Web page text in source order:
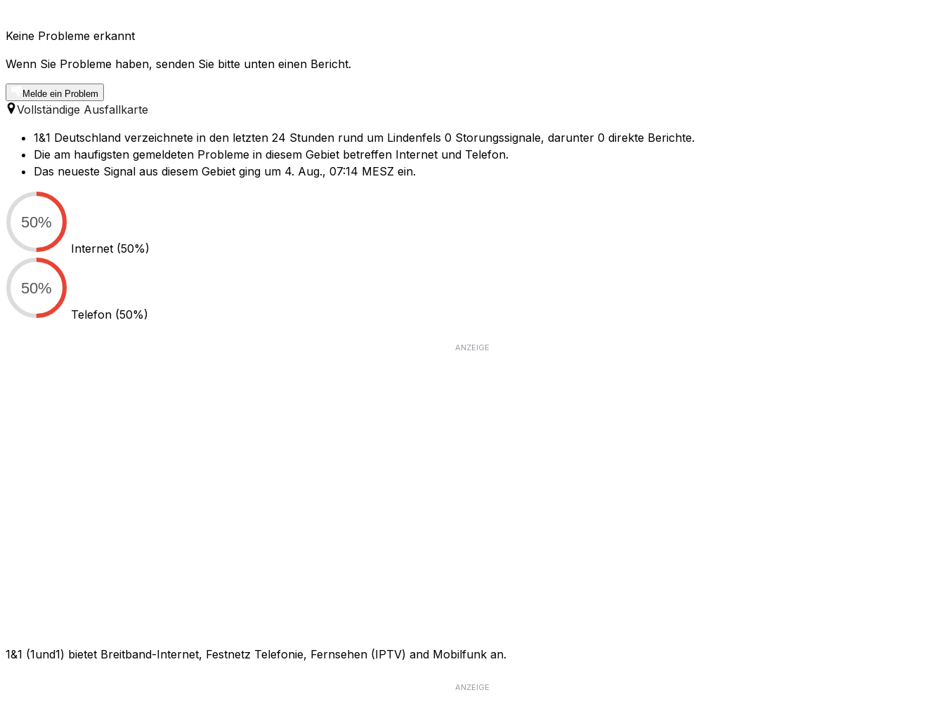
Keine Probleme erkannt
Wenn Sie Probleme haben, senden Sie bitte unten einen Bericht.
Melde ein Problem
Vollständige Ausfallkarte
1&1 Deutschland verzeichnete in den letzten 24 Stunden rund um Lindenfels 0 Storungssignale, darunter 0 direkte Berichte.
Die am haufigsten gemeldeten Probleme in diesem Gebiet betreffen Internet und Telefon.
Das neueste Signal aus diesem Gebiet ging um 4. Aug., 07:14 MESZ ein.
50%
Internet (50%)
50%
Telefon (50%)
ANZEIGE
1&1 (1und1) bietet Breitband-Internet, Festnetz Telefonie, Fernsehen (IPTV) and Mobilfunk an.
ANZEIGE